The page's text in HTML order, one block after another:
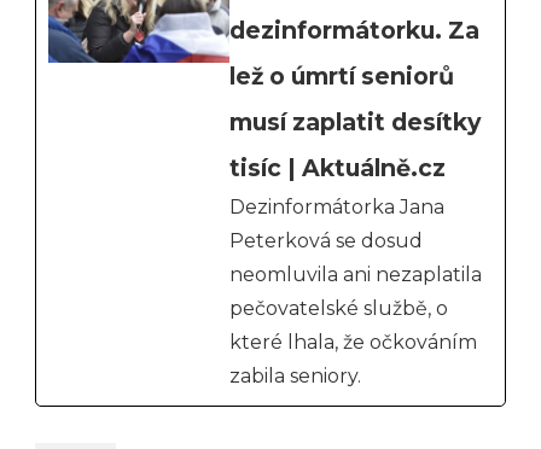
dezinformátorku. Za
lež o úmrtí seniorů
musí zaplatit desítky
tisíc | Aktuálně.cz
Dezinformátorka Jana
Peterková se dosud
neomluvila ani nezaplatila
pečovatelské službě, o
které lhala, že očkováním
zabila seniory.